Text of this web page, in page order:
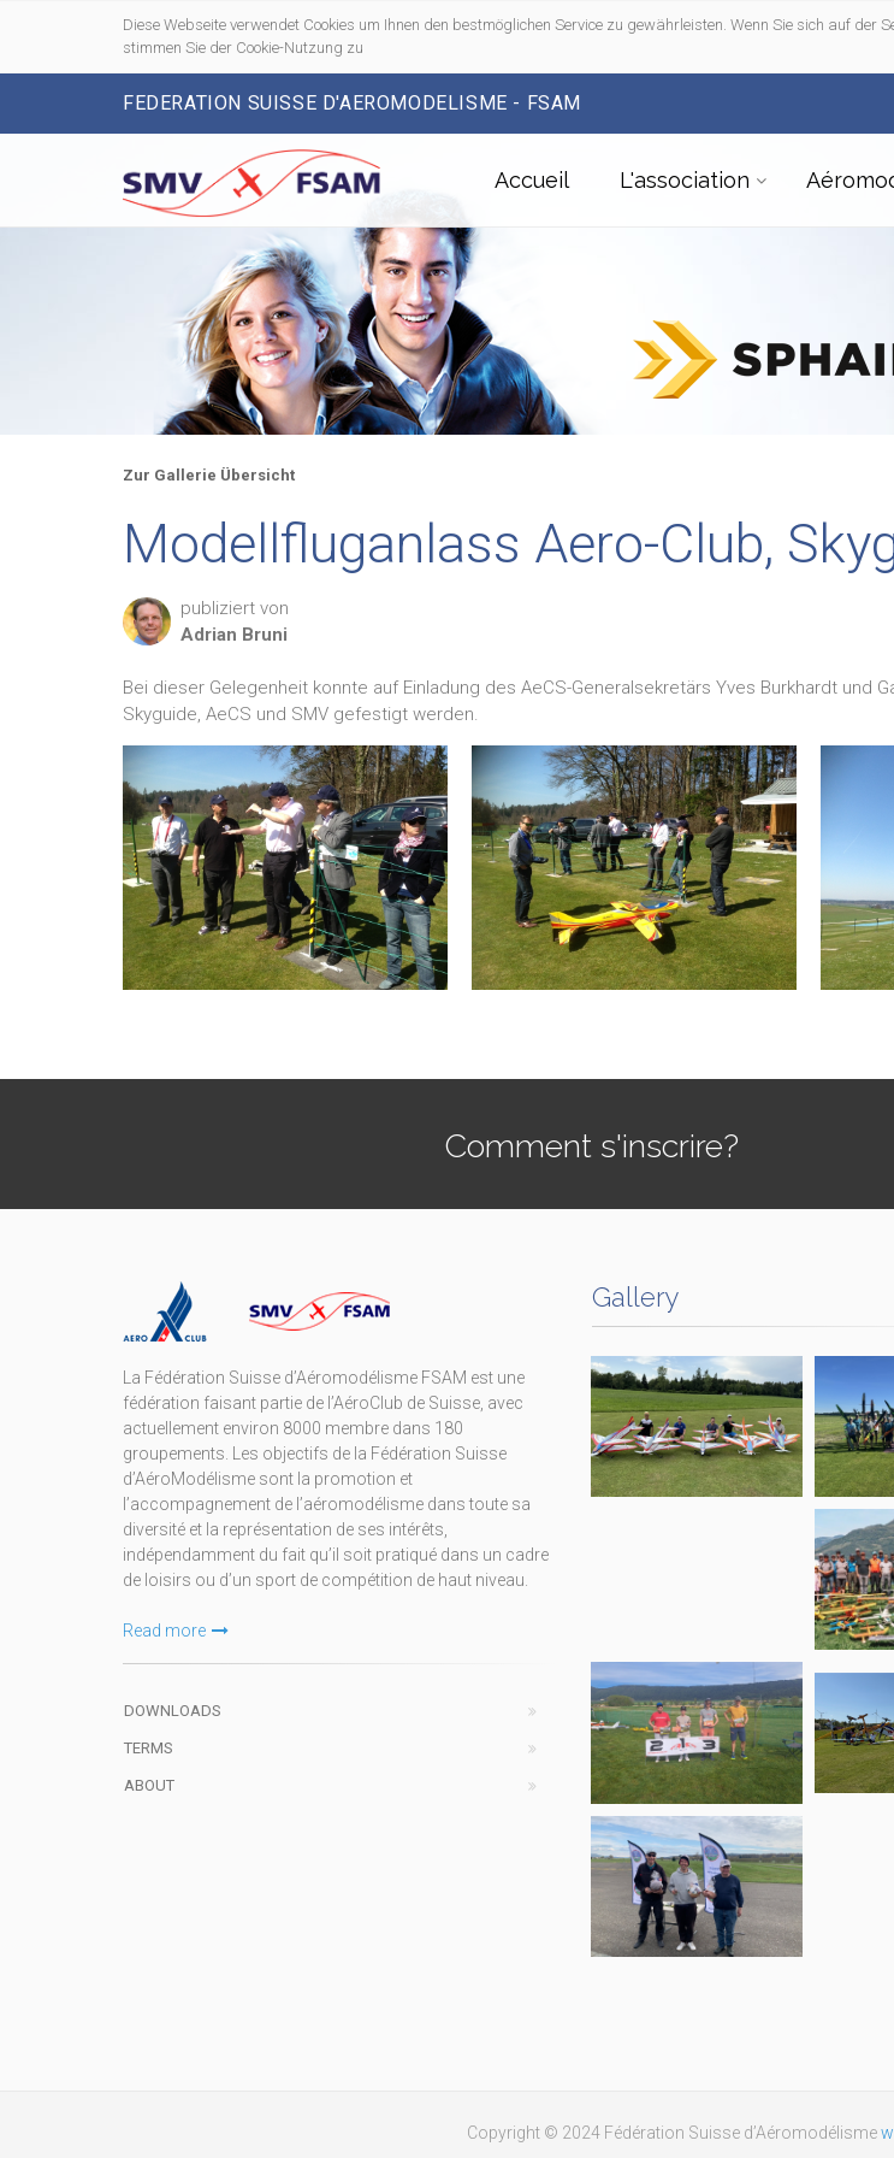
Diese Webseite verwendet Cookies um Ihnen den bestmöglichen Service zu gewährleisten. Wenn Sie sich auf der
stimmen Sie der Cookie-Nutzung zu
FEDERATION SUISSE D'AEROMODELISME - FSAM
Accueil L'association
Zur Gallerie Übersicht
Modellfluganlass Aero-Club,
publiziert von
Adrian Bruni
Bei dieser Gelegenheit konnte auf Einladung des AeCS-Generalsekretärs Yves Burkhardt
Skyguide, AeCS und SMV gefestigt werden.
Comment s'inscrire?
La Fédération Suisse d’Aéromodélisme FSAM est une
fédération faisant partie de l’AéroClub de Suisse, avec
actuellement environ 8000 membre dans 180
groupements. Les objectifs de la Fédération Suisse
d’AéroModélisme sont la promotion et
l’accompagnement de l’aéromodélisme dans toute sa
diversité et la représentation de ses intérêts,
indépendamment du fait qu’il soit pratiqué dans un cadre
de loisirs ou d’un sport de compétition de haut niveau.
Read more
DOWNLOADS
TERMS
ABOUT
Gallery
Copyright © 2024 Fédération Suisse d’Aéromodélisme